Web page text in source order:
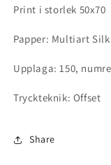
Print i storlek 50x70
Papper: Multiart Silk
Upplaga: 150,
Tryckteknik: Offset
Share